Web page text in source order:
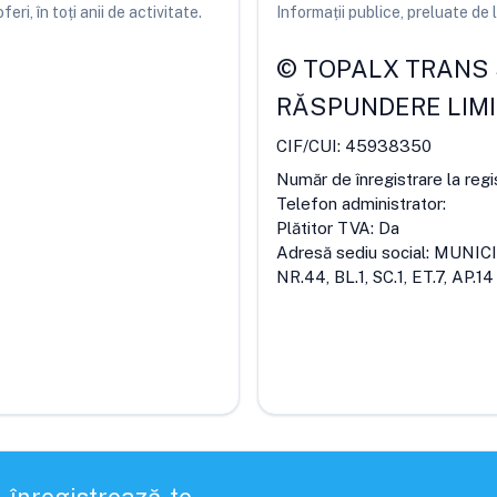
în toți anii de activitate. Informații publice, preluate
© TOPALX TRANS
RĂSPUNDERE
CIF/CUI: 45938350
Număr de înregistrare la
Telefon administrator:
Plătitor TVA: Da
Adresă sediu social:
NR.44, BL.1, SC.1, ET.7, AP.14